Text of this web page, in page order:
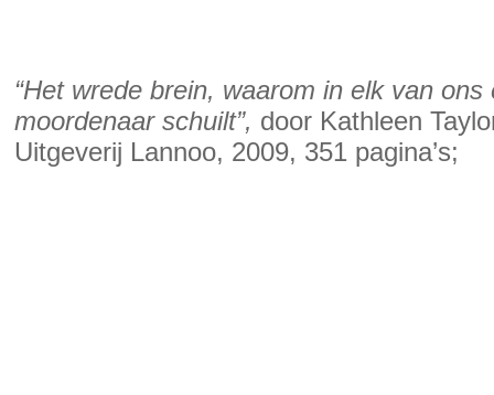
“Het wrede brein, waarom in elk van ons
moordenaar schuilt”, door Kathleen
Uitgeverij Lannoo, 2009, 351 pagina’s;